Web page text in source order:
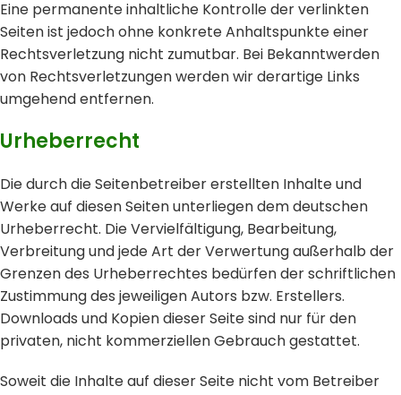
Eine permanente inhaltliche Kontrolle der verlinkten
Seiten ist jedoch ohne konkrete Anhaltspunkte einer
Rechtsverletzung nicht zumutbar. Bei Bekanntwerden
von Rechtsverletzungen werden wir derartige Links
umgehend entfernen.
Urheberrecht
Die durch die Seitenbetreiber erstellten Inhalte und
Werke auf diesen Seiten unterliegen dem deutschen
Urheberrecht. Die Vervielfältigung, Bearbeitung,
Verbreitung und jede Art der Verwertung außerhalb der
Grenzen des Urheberrechtes bedürfen der schriftlichen
Zustimmung des jeweiligen Autors bzw. Erstellers.
Downloads und Kopien dieser Seite sind nur für den
privaten, nicht kommerziellen Gebrauch gestattet.
Soweit die Inhalte auf dieser Seite nicht vom Betreiber